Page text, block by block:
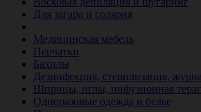
Для загара и солярия
Медицинская мебель
Перчатки
Бахилы
Дезинфекция, стерилизация,
Шприцы, иглы, инфузионная
Одноразовые одежда и белье